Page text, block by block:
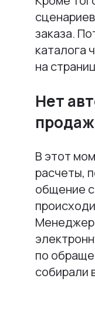
заказа.
каталога
на
Нет
продаж
В этот
расчеты,
общение
по
собирали